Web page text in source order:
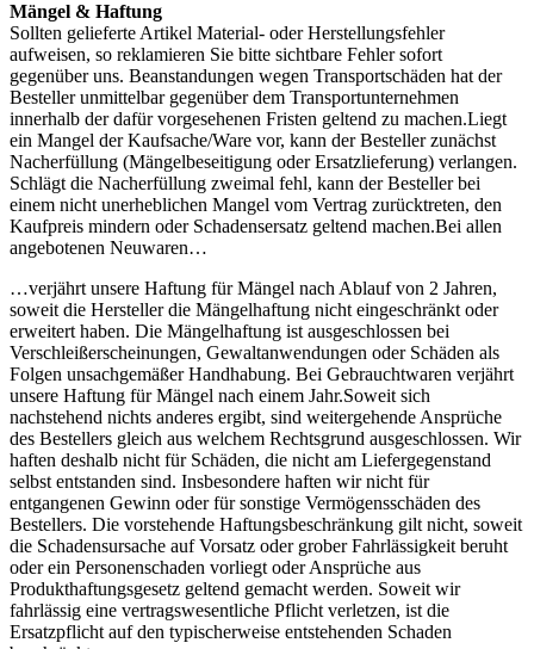
Mängel & Haftung
Sollten gelieferte Artikel Material- oder Herstellungsfehler
aufweisen, so reklamieren Sie bitte sichtbare Fehler sofort
gegenüber uns. Beanstandungen wegen Transportschäden hat der
Besteller unmittelbar gegenüber dem Transportunternehmen
innerhalb der dafür vorgesehenen Fristen geltend zu machen.Liegt
ein Mangel der Kaufsache/Ware vor, kann der Besteller zunächst
Nacherfüllung (Mängelbeseitigung oder Ersatzlieferung) verlangen.
Schlägt die Nacherfüllung zweimal fehl, kann der Besteller bei
einem nicht unerheblichen Mangel vom Vertrag zurücktreten, den
Kaufpreis mindern oder Schadensersatz geltend machen.Bei allen
angebotenen Neuwaren…
…verjährt unsere Haftung für Mängel nach Ablauf von 2 Jahren,
soweit die Hersteller die Mängelhaftung nicht eingeschränkt oder
erweitert haben. Die Mängelhaftung ist ausgeschlossen bei
Verschleißerscheinungen, Gewaltanwendungen oder Schäden als
Folgen unsachgemäßer Handhabung. Bei Gebrauchtwaren verjährt
unsere Haftung für Mängel nach einem Jahr.Soweit sich
nachstehend nichts anderes ergibt, sind weitergehende Ansprüche
des Bestellers gleich aus welchem Rechtsgrund ausgeschlossen. Wir
haften deshalb nicht für Schäden, die nicht am Liefergegenstand
selbst entstanden sind. Insbesondere haften wir nicht für
entgangenen Gewinn oder für sonstige Vermögensschäden des
Bestellers. Die vorstehende Haftungsbeschränkung gilt nicht, soweit
die Schadensursache auf Vorsatz oder grober Fahrlässigkeit beruht
oder ein Personenschaden vorliegt oder Ansprüche aus
Produkthaftungsgesetz geltend gemacht werden. Soweit wir
fahrlässig eine vertragswesentliche Pflicht verletzen, ist die
Ersatzpflicht auf den typischerweise entstehenden Schaden